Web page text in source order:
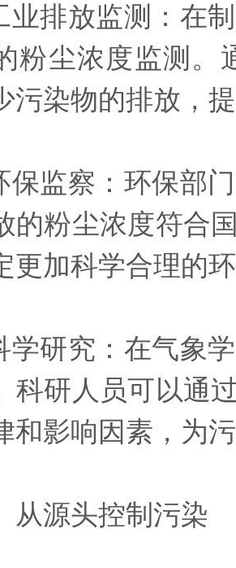
放监测：在制
粉尘浓度监测。
污染物的排放，
察：环保部门
的粉尘浓度符合
更加科学合理的
究：在气象学
科研人员可以通
和影响因素，为
源头控制污染